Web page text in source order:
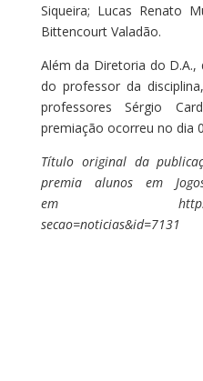
Siqueira; Lucas Renato
Bittencourt Valadão.
Além da Diretoria do
do professor da
professores Sérgio
premiação ocorreu no dia
Título original da
premia alunos em
em http://
secao=noticias&id=7131